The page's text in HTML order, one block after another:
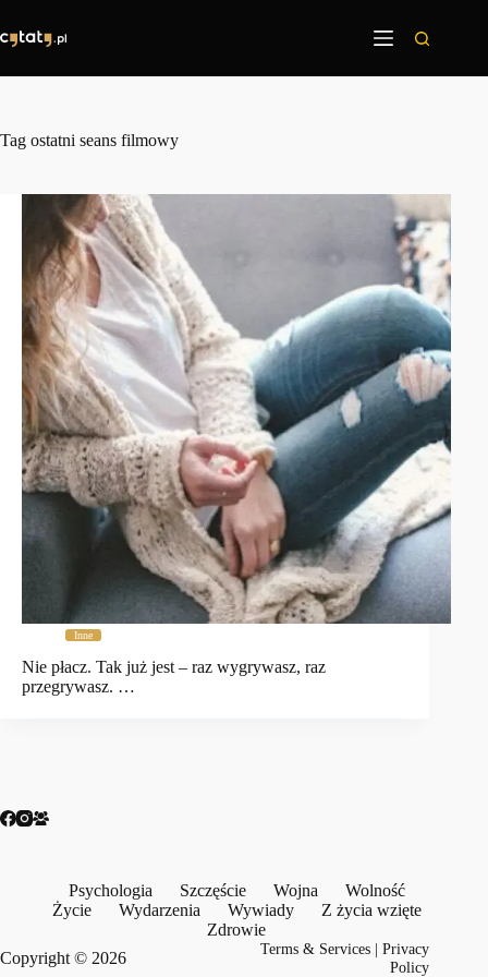
treści
Tag ostatni seans filmowy
Inne
Nie płacz. Tak już jest – raz wygrywasz, raz
przegrywasz. …
Psychologia Szczęście Wojna
Wolność
Życie
Wydarzenia Wywiady
Z życia wzięte
Zdrowie
Copyright © 2026
Terms & Services |Privacy
Policy